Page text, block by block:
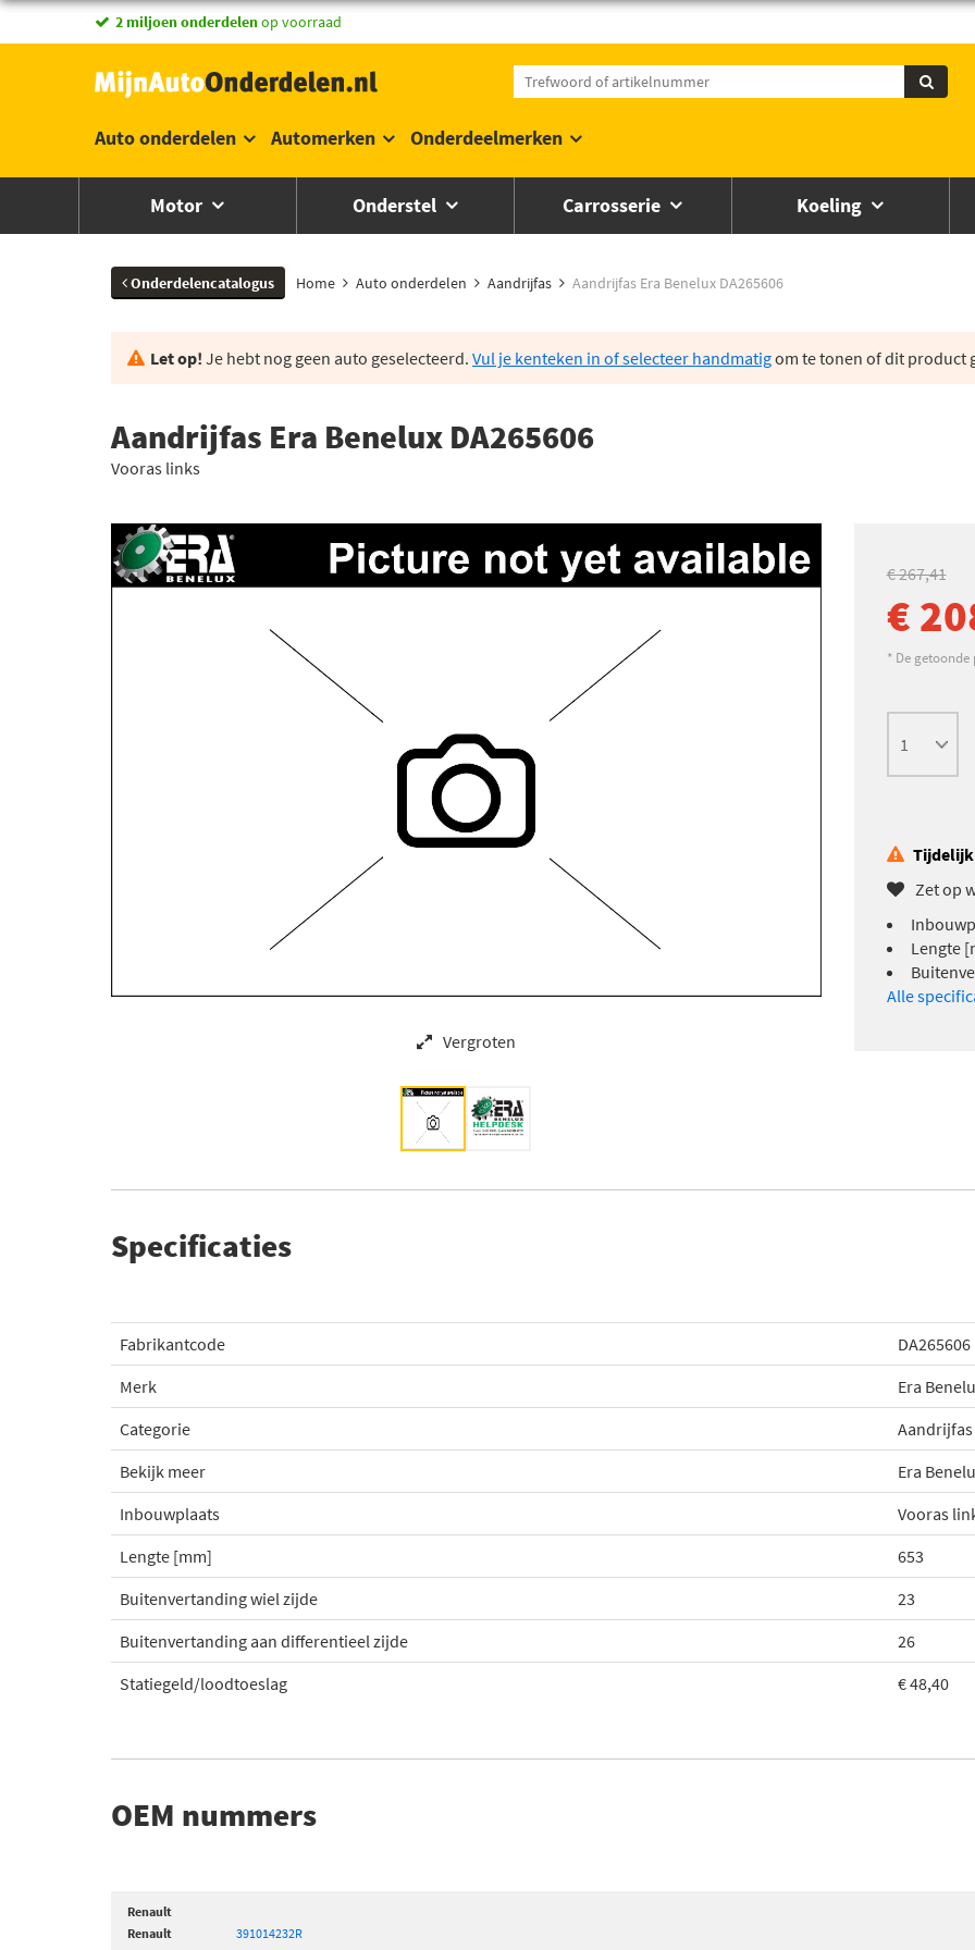
vandaag besteld,morgen in huis *
2 miljoen onderdelenop voorraad
Auto onderdelen Automerken Onderdeelmerken
Motor Onderstel Carrosserie Koeling
Onderdelencatalogus Home Auto onderdelen Aandrijfas Aandrijfas Era Benelux DA265606
Let op! Je hebt nog geen auto geselecteerd. Vul je kenteken in of selecteer handmatigom te tonen of dit product
Aandrijfas Era Benelux DA265606
Vooras links
Vergroten
€ 267,41
€
* De getoonde
Zet op
Lengte
Alle
Specificaties
Fabrikantcode
DA265606
Merk
Era
Categorie
Aandrijfas
Bekijk meer
Era
Inbouwplaats
Vooras
Lengte [mm]
653
Buitenvertanding wiel zijde
23
Buitenvertanding aan differentieel zijde
26
Statiegeld/loodtoeslag
€ 48,40
OEM nummers
Renault
Renault
391014232R